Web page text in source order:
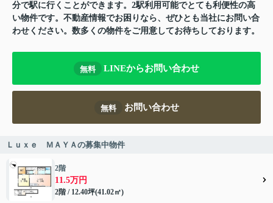
分で駅に行くことができます。2駅利用可能でとても利便性の高
い物件です。不動産情報でお困りなら、ぜひとも当社にお問い合
わせください。数多くの物件をご用意してお待ちしております。
無料 LINEからお問い合わせ
無料 お問い合わせ
Ｌｕｘｅ ＭＡＹＡの募集中物件
2階
11.5万円
2階 / 12.40坪(41.02㎡)